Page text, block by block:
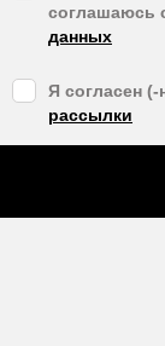
соглашаюсь
данных
Я согласен (-
рассылки